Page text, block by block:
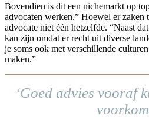
Bovendien is dit een nichemarkt op
advocaten werken.” Hoewel er zaken
advocate niet één hetzelfde. “Naast
kan zijn omdat er recht uit diverse
je soms ook met verschillende
maken.”
‘Goed advies vooraf